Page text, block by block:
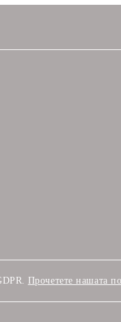
Прочетете нашата